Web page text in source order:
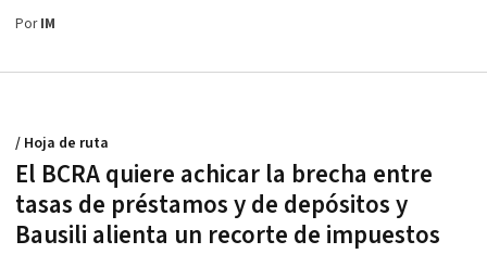
PorIM
El BCRA quiere achicar la brecha entre
tasas de préstamos y de depósitos y
Bausili alienta un recorte de impuestos
/ Hoja de ruta